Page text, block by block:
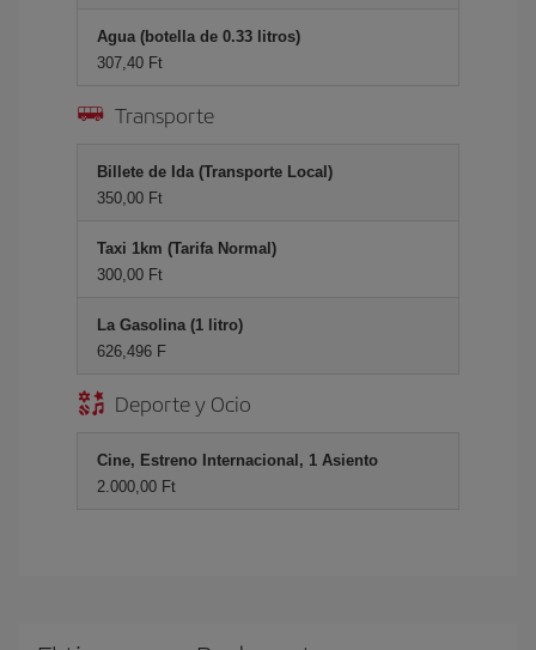
Agua (botella de 0.33 litros)
307,40 Ft
Transporte
Billete de Ida (Transporte Local)
350,00 Ft
Taxi 1km (Tarifa Normal)
300,00 Ft
La Gasolina (1 litro)
626,496 F
Deporte y Ocio
Cine, Estreno Internacional, 1 Asiento
2.000,00 Ft